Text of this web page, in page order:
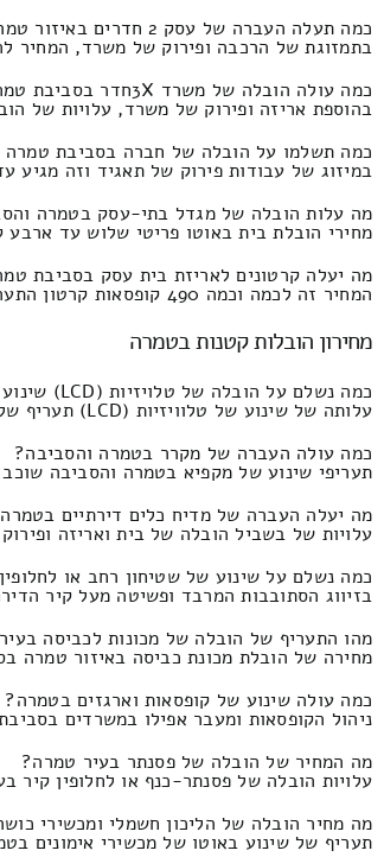
כמה תעלה העברה של עסק 2 חדרים באיזור טמרה?
בתמזוגת של הרכבה ופירוק של משרד, המחיר להובלה של חברה מקסימום 50
כמה עולה הובלה של משרד 3Xחדר בסביבת טמרה?
בהוספת אריזה ופירוק של משרד, עלויות של הובלת בתי
כמה תשלמו על הובלה של חברה בסביבת טמרה
במיזוג של עבודות פירוק של תאגיד וזה מגיע עד מרחק 63 קילומטר התמחור הינו 3820 ולא
מה עלות הובלה של מגדל בתי-עסק בטמרה
מחירי הובלת בית באוטו פריטי שלוש עד ארבע קומות משרדים
מה יעלה קרטונים לאריזת בית עסק בסביבת
המחיר זה לכמה וכמה 490 קופסאות קרטון התעריף זה 360 וזה מגיע עד 220 שקל חדש.
מחירון הובלות קטנות בטמרה
כמה נשלם על הובלה של טלויזיות (LCD) שינוע של טלוויזיה כולל סבלים באיזור טמרה?
עלותה של שינוע של טלוויזיות (LCD) תעריף של שינוע של טלויזיות בעיר טמרה כולל עבודת סבלים הובלת טלויזיה העלות הוא 270 ומקסימום 170 שקלים חדשים.
כמה עולה העברה של מקרר בטמרה והסביבה?
תעריפי שינוע של מקפיא בטמרה והסביבה שוכב לא
מה יעלה העברה של מדיח כלים דירתיים
עלויות של בשביל הובלה של בית ואריזה ופירוק של
כמה נשלם על שינוע של שטיחון רחב או
בזיווג הסתובבות המרבד ופשיטה מעל קיר הדירה במידה וחייב
מהו התעריף של הובלה של מכונות לכביסה
מחירה של הובלת מכונת כביסה באיזור טמרה בסיוע של הנפות
כמה עולה שינוע של קופסאות וארגזים בטמרה?
ניהול הקופסאות ומעבר אפילו במשרדים בסביבת טמרה שיש
מה המחיר של הובלה של פסנתר בעיר טמרה?
עלויות הובלה של פסנתר-כנף או לחלופין קיר בעיר טמרה דרך
מה מחיר הובלה של הליכון חשמלי ומכשירי
תעריף של שינוע באוטו של מכשירי אימונים בטמרה